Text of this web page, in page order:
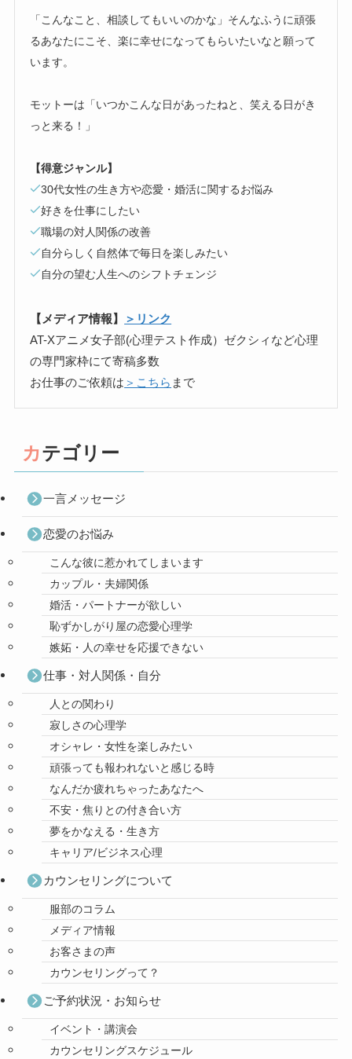
「こんなこと、相談してもいいのかな」そんなふうに頑張
るあなたにこそ、楽に幸せになってもらいたいなと願って
います。
モットーは「いつかこんな日があったねと、笑える日がき
っと来る！」
【得意ジャンル】
30代女性の生き方や恋愛・婚活に関するお悩み
好きを仕事にしたい
職場の対人関係の改善
自分らしく自然体で毎日を楽しみたい
自分の望む人生へのシフトチェンジ
【メディア情報】
＞リンク
AT-Xアニメ女子部(心理テスト作成）ゼクシィなど心理
の専門家枠にて寄稿多数
お仕事のご依頼は ＞こちら まで
カテゴリー
一言メッセージ
恋愛のお悩み
こんな彼に惹かれてしまいます
カップル・夫婦関係
婚活・パートナーが欲しい
恥ずかしがり屋の恋愛心理学
嫉妬・人の幸せを応援できない
仕事・対人関係・自分
人との関わり
寂しさの心理学
オシャレ・女性を楽しみたい
頑張っても報われないと感じる時
なんだか疲れちゃったあなたへ
不安・焦りとの付き合い方
夢をかなえる・生き方
キャリア/ビジネス心理
カウンセリングについて
服部のコラム
メディア情報
お客さまの声
カウンセリングって？
ご予約状況・お知らせ
イベント・講演会
カウンセリングスケジュール